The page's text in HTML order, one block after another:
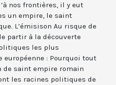
nos frontières, il y eut
un empire, le saint
L’émisison Au risque de
partir à la découverte
les plus
: Pourquoi tout
de saint empire romain
les racines politiques de